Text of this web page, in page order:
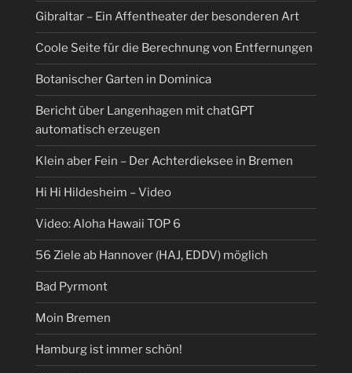
Gibraltar – Ein Affentheater der besonderen Art
Coole Seite für die Berechnung von Entfernungen
Botanischer Garten in Dominica
Bericht über Langenhagen mit chatGPT
automatisch erzeugen
Klein aber Fein – Der Achterdieksee in Bremen
Hi Hi Hildesheim – Video
Video: Aloha Hawaii TOP 6
56 Ziele ab Hannover (HAJ, EDDV) möglich
Bad Pyrmont
Moin Bremen
Hamburg ist immer schön!